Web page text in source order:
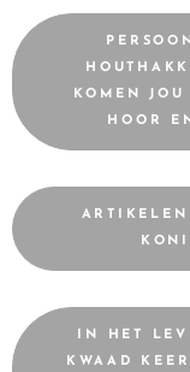
KOMEN
HOOR
IN HET
KWAAD